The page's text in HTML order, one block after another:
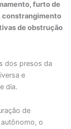
furto de
constrangimento
de obstrução
dos presos da
e
dia.
de
o